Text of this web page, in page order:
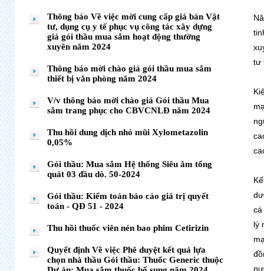
tư
cá
lý
Thông báo Về việc mời cung cấp giá bán Vật
tư, dụng cụ y tế phục vụ công tác xây dựng
giá gói thầu mua sắm hoạt động thường
xuyên năm 2024
Thông báo mời chào giá gói thầu mua sắm
thiết bị văn phòng năm 2024
V/v thông báo mời chào giá Gói thầu Mua
sắm trang phục cho CBVCNLĐ năm 2024
Thu hồi dung dịch nhỏ mũi Xylometazolin
0,05%
Gói thầu: Mua sắm Hệ thống Siêu âm tổng
quát 03 đầu dò. 50-2024
Gói thầu: Kiểm toán báo cáo giá trị quyết
toán - QĐ 51 - 2024
Thu hồi thuốc viên nén bao phim Cetirizin
Quyết định Về việc Phê duyệt kết quả lựa
chọn nhà thầu Gói thầu: Thuốc Generic thuộc